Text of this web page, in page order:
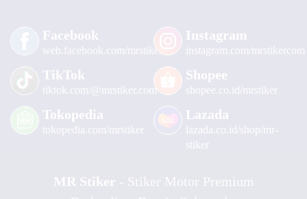
Facebook
web.facebook.com/mrstiker
Instagram
instagram.com/mrstikercom
TikTok
tiktok.com/@mrstiker.com
Shopee
shopee.co.id/mrstiker
Tokopedia
tokopedia.com/mrstiker
Lazada
lazada.co.id/shop/mr-
stiker
MR Stiker - Stiker Motor Premium